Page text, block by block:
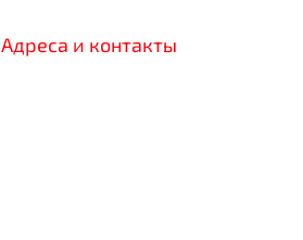
Адреса и контакты